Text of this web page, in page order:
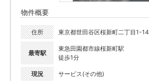
物件概要
住所 東京都世田谷区桜新町二丁目1-14
最寄駅
東急田園都市線桜新町駅
徒歩1分
現況 サービス(その他)